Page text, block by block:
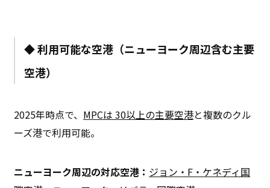
◆利用可能な空港（ニューヨーク周辺含む主要
空港）
2025年時点で、 MPCは 30以上の主要空港と複数のクル
ーズ港で利用可能。
ニューヨーク周辺の対応空港： ジョン・F・ケネディ国